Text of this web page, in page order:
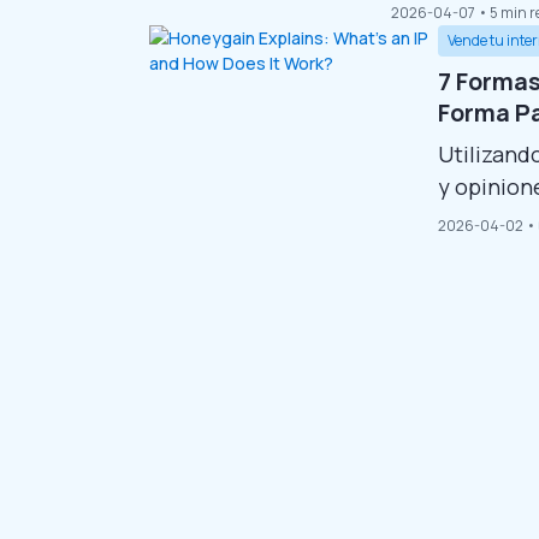
sólo permite
atascado sin
carga tan
de la...
2026-04-07 • 5 min
Vende tu
7
Forma
y
siete
2026-04-02